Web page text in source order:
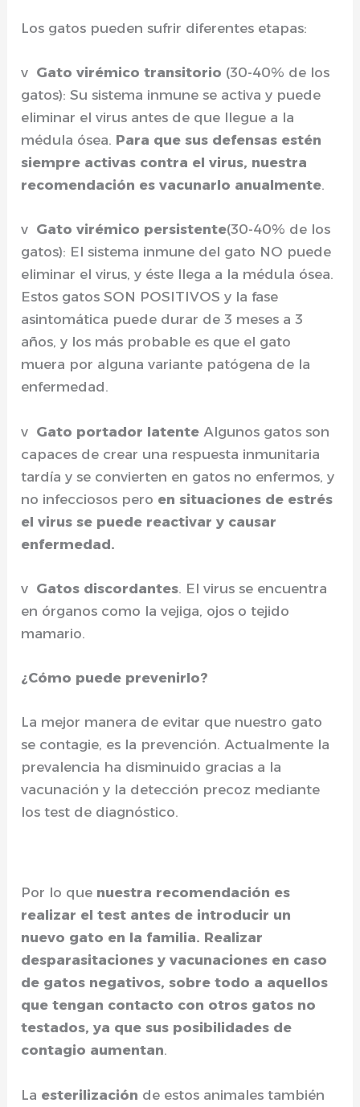
Los gatos pueden sufrir diferentes etapas:
v Gato virémico transitorio (30-40% de los
gatos): Su sistema inmune se activa y puede
eliminar el virus antes de que llegue a la
médula ósea. Para que sus defensas estén
siempre activas contra el virus, nuestra
recomendación es vacunarlo anualmente.
v Gato virémico persistente(30-40% de los
gatos): El sistema inmune del gato NO puede
eliminar el virus, y éste llega a la médula ósea.
Estos gatos SON POSITIVOS y la fase
asintomática puede durar de 3 meses a 3
años, y los más probable es que el gato
muera por alguna variante patógena de la
enfermedad.
v Gato portador latente Algunos gatos son
capaces de crear una respuesta inmunitaria
tardía y se convierten en gatos no enfermos, y
no infecciosos pero en situaciones de estrés
el virus se puede reactivar y causar
enfermedad.
v Gatos discordantes. El virus se encuentra
en órganos como la vejiga, ojos o tejido
mamario.
¿Cómo puede prevenirlo?
La mejor manera de evitar que nuestro gato
se contagie, es la prevención. Actualmente la
prevalencia ha disminuido gracias a la
vacunación y la detección precoz mediante
los test de diagnóstico.
Por lo que nuestra recomendación es
realizar el test antes de introducir un
nuevo gato en la familia. Realizar
desparasitaciones y vacunaciones en caso
de gatos negativos, sobre todo a aquellos
que tengan contacto con otros gatos no
testados, ya que sus posibilidades de
contagio aumentan.
La esterilización de estos animales también